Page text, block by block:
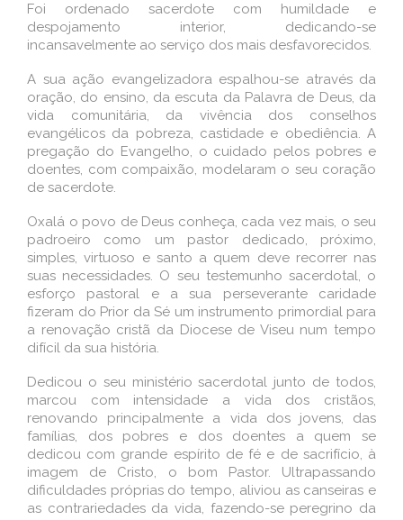
Foi ordenado sacerdote com humildade e
despojamento interior, dedicando-se
incansavelmente ao serviço dos mais desfavorecidos.
A sua ação evangelizadora espalhou-se através da
oração, do ensino, da escuta da Palavra de Deus, da
vida comunitária, da vivência dos conselhos
evangélicos da pobreza, castidade e obediência. A
pregação do Evangelho, o cuidado pelos pobres e
doentes, com compaixão, modelaram o seu coração
de sacerdote.
Oxalá o povo de Deus conheça, cada vez mais, o seu
padroeiro como um pastor dedicado, próximo,
simples, virtuoso e santo a quem deve recorrer nas
suas necessidades. O seu testemunho sacerdotal, o
esforço pastoral e a sua perseverante caridade
fizeram do Prior da Sé um instrumento primordial para
a renovação cristã da Diocese de Viseu num tempo
difícil da sua história.
Dedicou o seu ministério sacerdotal junto de todos,
marcou com intensidade a vida dos cristãos,
renovando principalmente a vida dos jovens, das
famílias, dos pobres e dos doentes a quem se
dedicou com grande espírito de fé e de sacrifício, à
imagem de Cristo, o bom Pastor. Ultrapassando
dificuldades próprias do tempo, aliviou as canseiras e
as contrariedades da vida, fazendo-se peregrino da